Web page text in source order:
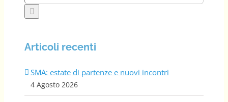
Articoli recenti
SMA: estate di partenze e nuovi incontri
4 Agosto 2026